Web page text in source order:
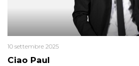
Ciao Paul
10 settembre 2025